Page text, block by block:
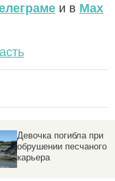
и в Max
Девочка погибла при
обрушении песчаного
карьера